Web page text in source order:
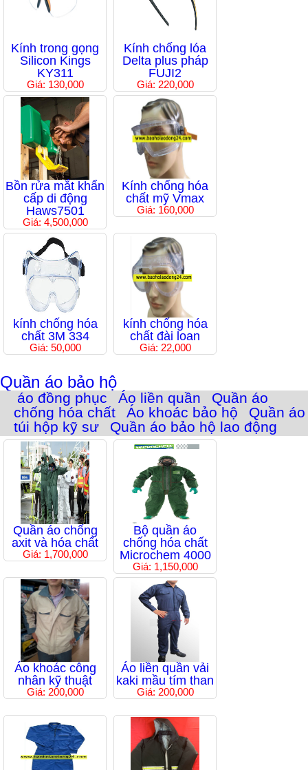
Kính trong gọng
Silicon Kings
KY311
Giá: 130,000
Kính chống lóa
Delta plus pháp
FUJI2
Giá: 220,000
Bồn rửa mắt khẩn
cấp di động
Haws7501
Giá: 4,500,000
Kính chống hóa
chất mỹ Vmax
Giá: 160,000
kính chống hóa
chất 3M 334
Giá: 50,000
kính chống hóa
chất đài loan
Giá: 22,000
Quần áo bảo hộ
áo đồng phục Áo liền quần
Quần áo
chống hóa chất
Áo khoác bảo hộ
Quần áo
túi hộp kỹ sư
Quần áo bảo hộ lao động
Quần áo chống
axit và hóa chất
Giá: 1,700,000
Bộ quần áo
chống hóa chất
Microchem 4000
Giá: 1,150,000
Áo khoác công
nhân kỹ thuật
Giá: 200,000
Áo liền quần vải
kaki mầu tím than
Giá: 200,000